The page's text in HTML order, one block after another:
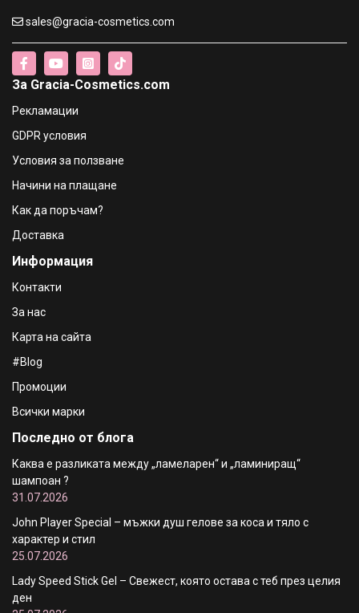
sales@gracia-cosmetics.com
За Gracia-Cosmetics.com
Рекламации
GDPR условия
Условия за ползване
Начини на плащане
Как да поръчам?
Доставка
Информация
Контакти
За нас
Карта на сайта
#Blog
Промоции
Всички марки
Последно от блога
Каква е разликата между „ламеларен“ и „ламиниращ“
шампоан ?
31.07.2026
John Player Special – мъжки душ гелове за коса и тяло с
характер и стил
25.07.2026
Lady Speed Stick Gel – Свежест, която остава с теб през целия
ден